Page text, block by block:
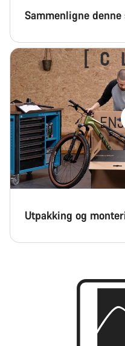
Sammenligne denne
Utpakking og